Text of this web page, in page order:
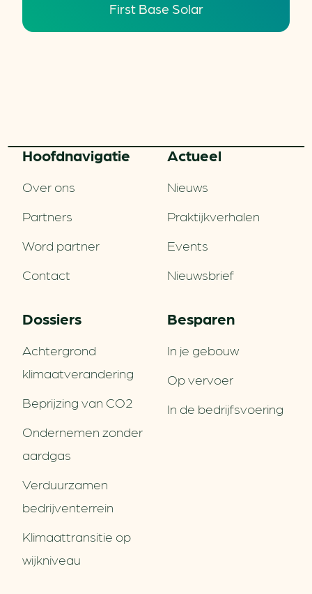
First Base Solar
Hoofd­navigatie
Over ons
Partners
Word partner
Contact
Actueel
Nieuws
Praktijkverhalen
Events
Nieuwsbrief
Dossiers
Achtergrond
klimaatverandering
Beprijzing van CO2
Ondernemen zonder
aardgas
Verduurzamen
bedrijventerrein
Klimaattransitie op
wijkniveau
Besparen
In je gebouw
Op vervoer
In de bedrijfsvoering